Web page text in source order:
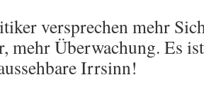
versprechen mehr
mehr Überwachung. Es
Irrsinn!